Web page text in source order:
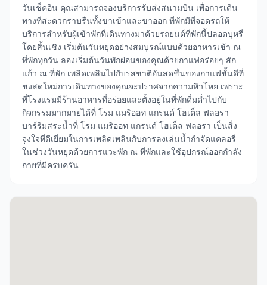
วันเช็คอิน คุณสามารถจองบริการรับส่งสนามบิน เพื่อการเดิน
ทางที่สะดวกราบรื่นทั้งขาเข้าและขาออก ที่พักมีที่จอดรถให้
บริการสำหรับผู้เข้าพักที่เดินทางมาด้วยรถยนต์ที่พักนี้ปลอดบุหรี่
โดยสิ้นเชิง เริ่มต้นวันหยุดอย่างสมบูรณ์แบบด้วยอาหารเช้า ณ
ที่พักทุกวัน ลองเริ่มต้นวันพักผ่อนของคุณด้วยกาแฟอร่อยๆ สัก
แก้ว ณ ที่พัก เพลิดเพลินไปกับรสชาติอันสดชื่นของกาแฟชั้นดีที่
ชงสดใหม่การเดินทางของคุณจะปราศจากความหิวโหย เพราะ
ที่โรงแรมมีร้านอาหารที่อร่อยและตั้งอยู่ในที่พักดื่มด่ำไปกับ
กิจกรรมมากมายได้ที่ โรม แมริออท แกรนด์ โฮเต็ล ฟลอรา
บาร์ริมสระน้ำที่ โรม แมริออท แกรนด์ โฮเต็ล ฟลอรา เป็นสิ่ง
จูงใจที่ดีเยี่ยมในการเพลิดเพลินกับการลงเล่นน้ำกำจัดแคลอรี่
ในช่วงวันหยุดด้วยการแวะพัก ณ ที่พักและใช้อุปกรณ์ออกกำลัง
กายที่มีครบครัน